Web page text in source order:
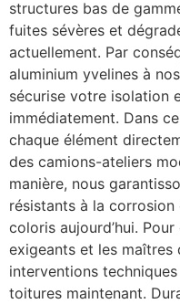
structures bas de
fuites sévères et
actuellement. Par
aluminium yvelines à
sécurise votre isolation
immédiatement. Dans
chaque élément
des camions-ateliers
manière, nous
résistants à la
coloris aujourd’hui.
exigeants et les maîtres
interventions
toitures maintenant.